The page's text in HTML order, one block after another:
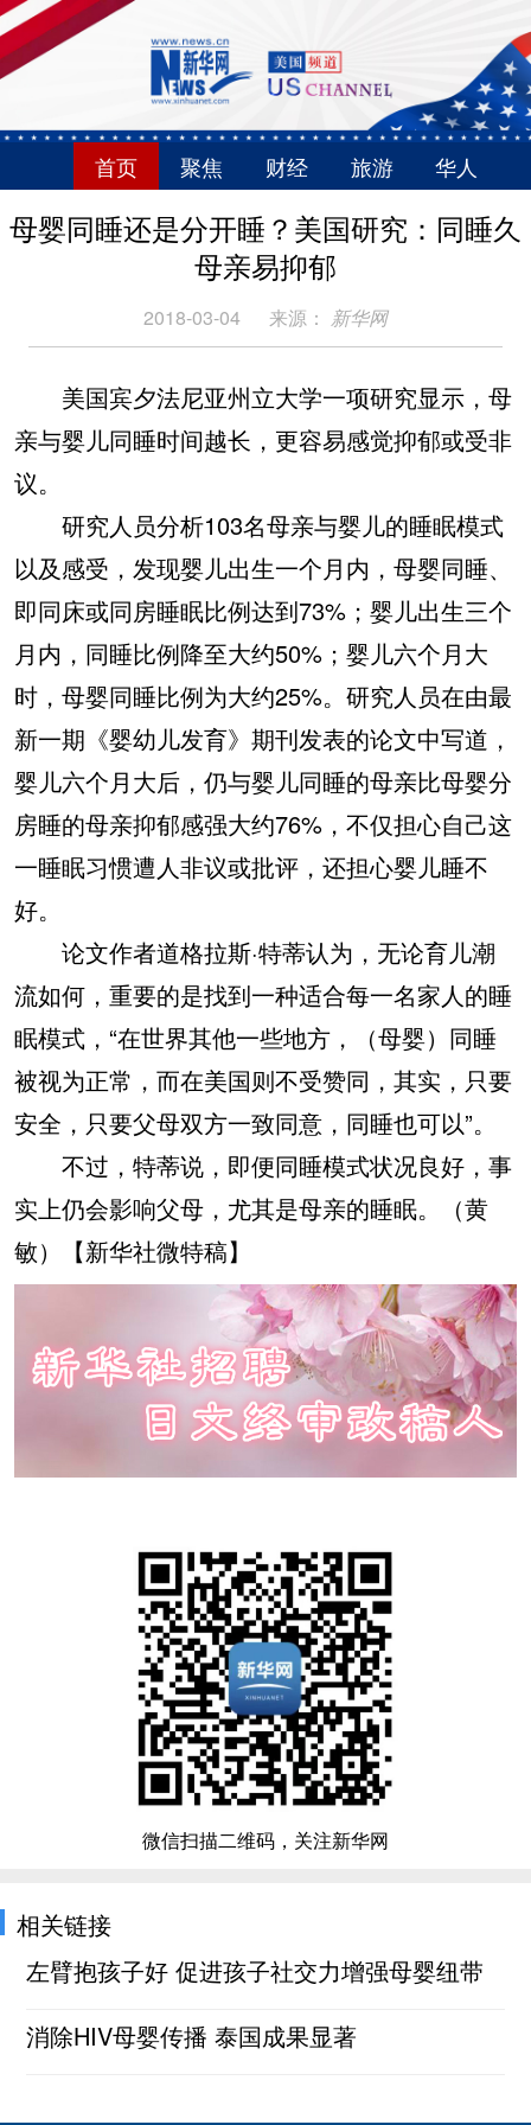
首页 聚焦 财经 旅游 华人
母婴同睡还是分开睡？美国研究：同睡久
母亲易抑郁
2018-03-04 来源： 新华网
美国宾夕法尼亚州立大学一项研究显示，母
亲与婴儿同睡时间越长，更容易感觉抑郁或受非
议。
研究人员分析103名母亲与婴儿的睡眠模式
以及感受，发现婴儿出生一个月内，母婴同睡、
即同床或同房睡眠比例达到73%；婴儿出生三个
月内，同睡比例降至大约50%；婴儿六个月大
时，母婴同睡比例为大约25%。研究人员在由最
新一期《婴幼儿发育》期刊发表的论文中写道，
婴儿六个月大后，仍与婴儿同睡的母亲比母婴分
房睡的母亲抑郁感强大约76%，不仅担心自己这
一睡眠习惯遭人非议或批评，还担心婴儿睡不
好。
论文作者道格拉斯·特蒂认为，无论育儿潮
流如何，重要的是找到一种适合每一名家人的睡
眠模式，“在世界其他一些地方，（母婴）同睡
被视为正常，而在美国则不受赞同，其实，只要
安全，只要父母双方一致同意，同睡也可以”。
不过，特蒂说，即便同睡模式状况良好，事
实上仍会影响父母，尤其是母亲的睡眠。（黄
敏）【新华社微特稿】
微信扫描二维码，关注新华网
相关链接
左臂抱孩子好 促进孩子社交力增强母婴纽带
消除HIV母婴传播 泰国成果显著